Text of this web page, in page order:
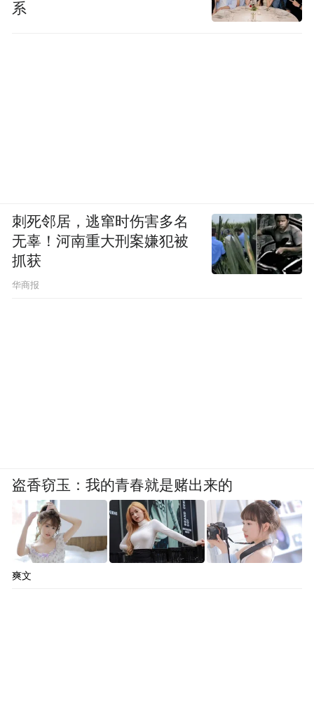
系
刺死邻居，逃窜时伤害多名
无辜！河南重大刑案嫌犯被
抓获
华商报
盗香窃玉：我的青春就是赌出来的
爽文